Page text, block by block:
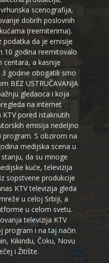
scenografija,
dobrih poslovnih
(reemiterima).
podatka da je emisije
10 godina reemitovalo
centara, a kasnije
godine obogatili smo
BEZ USTRUČAVANJA
gledaoca i koja
na internet
pored istaknutih
emisija nedeljno
S obzirom na
medijska scena u
da su mnoge
kuće, televizija
sopstvene produkcije
KTV televizija gleda
u celoj Srbiji, a
u celom svetu.
televizija KTV
program i na taj način
Kikindu, Čoku, Novu
i Žitište.